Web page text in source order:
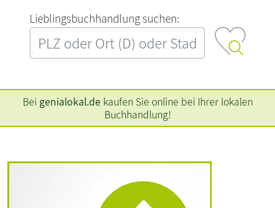
L‍i‍e‍b‍l‍i‍n‍g‍s‍b‍u‍c‍h‍h‍a‍n‍d‍l‍u‍n‍g‍ ‍s‍u‍c‍h‍e‍n‍:‍
Bei genialokal.de kaufen Sie online bei Ihrer lokalen
Buchhandlung!